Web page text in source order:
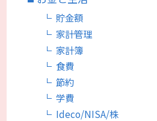
貯金額
家計管理
家計簿
食費
節約
学費
Ideco/NISA/株